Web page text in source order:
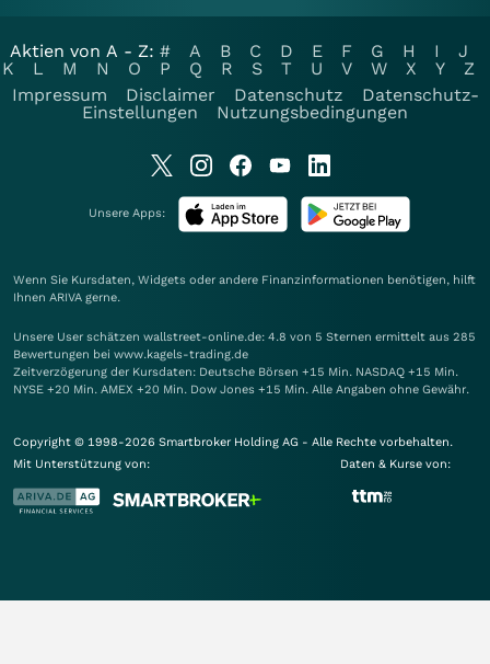
Aktien von A - Z: # A B C D E F G H I
J
K
L M N O P Q R S T U V W X Y
Z
Impressum
Disclaimer Datenschutz
Datenschutz-
Einstellungen
Nutzungsbedingungen
Unsere Apps:
Wenn Sie Kursdaten, Widgets oder andere Finanzinformationen benötigen, hilft
Ihnen ARIVA gerne.
Unsere User schätzen wallstreet-online.de: 4.8 von 5 Sternen ermittelt aus 285
Bewertungen bei www.kagels-trading.de
Zeitverzögerung der Kursdaten: Deutsche Börsen +15 Min. NASDAQ +15 Min.
NYSE +20 Min. AMEX +20 Min. Dow Jones +15 Min. Alle Angaben ohne Gewähr.
Copyright © 1998-2026 Smartbroker Holding AG - Alle Rechte vorbehalten.
Mit Unterstützung von:
Daten & Kurse von: